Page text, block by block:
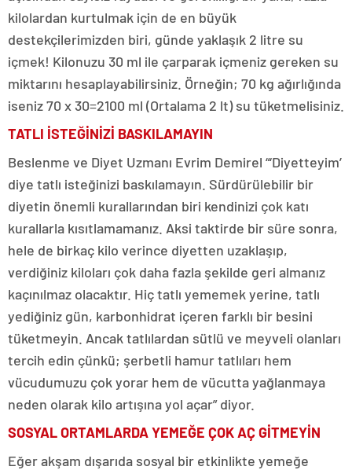
kilolardan kurtulmak için de en büyük
destekçilerimizden biri, günde yaklaşık 2 litre su
içmek! Kilonuzu 30 ml ile çarparak içmeniz gereken su
miktarını hesaplayabilirsiniz. Örneğin; 70 kg ağırlığında
iseniz 70 x 30=2100 ml (Ortalama 2 lt) su tüketmelisiniz.
TATLI İSTEĞİNİZİ BASKILAMAYIN
Beslenme ve Diyet Uzmanı Evrim Demirel “‘Diyetteyim’
diye tatlı isteğinizi baskılamayın. Sürdürülebilir bir
diyetin önemli kurallarından biri kendinizi çok katı
kurallarla kısıtlamamanız. Aksi taktirde bir süre sonra,
hele de birkaç kilo verince diyetten uzaklaşıp,
verdiğiniz kiloları çok daha fazla şekilde geri almanız
kaçınılmaz olacaktır. Hiç tatlı yememek yerine, tatlı
yediğiniz gün, karbonhidrat içeren farklı bir besini
tüketmeyin. Ancak tatlılardan sütlü ve meyveli olanları
tercih edin çünkü; şerbetli hamur tatlıları hem
vücudumuzu çok yorar hem de vücutta yağlanmaya
neden olarak kilo artışına yol açar” diyor.
SOSYAL ORTAMLARDA YEMEĞE ÇOK AÇ GİTMEYİN
Eğer akşam dışarıda sosyal bir etkinlikte yemeğe